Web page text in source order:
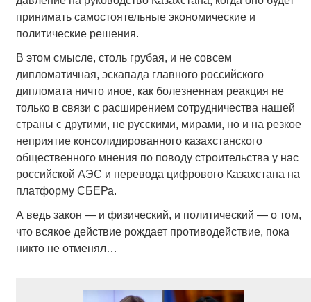
принимать самостоятельные экономические и
политические решения.
В этом смысле, столь грубая, и не совсем
дипломатичная, эскапада главного российского
дипломата ничто иное, как болезненная реакция не
только в связи с расширением сотрудничества нашей
страны с другими, не русскими, мирами, но и на резкое
неприятие консолидированного казахстанского
общественного мнения по поводу строительства у нас
российской АЭС и перевода цифрового Казахстана на
платформу СБЕРа.
А ведь закон — и физический, и политический — о том,
что всякое действие рождает противодействие, пока
никто не отменял…